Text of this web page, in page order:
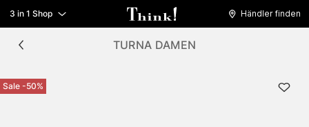
3 in 1 Shop Händler finden
TURNA DAMEN
Sale -50%